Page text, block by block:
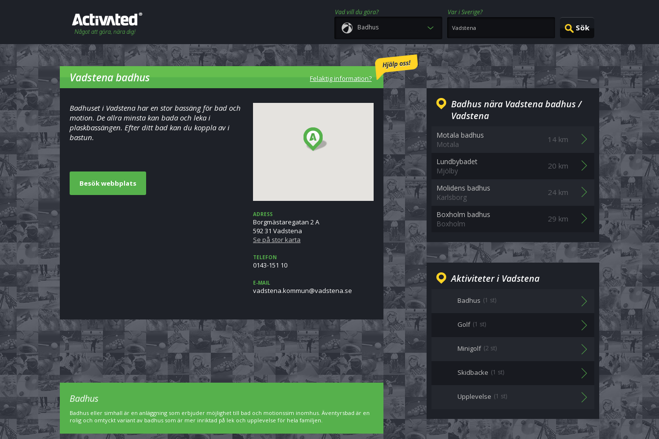
Vad vill du göra?
Var i Sverige?
Badhus
Vadstena badhus Felaktig information?
Badhuset i Vadstena har en stor bassäng för bad och
motion. De allra minsta kan bada och leka i
plaskbassängen. Efter ditt bad kan du koppla av i
bastun.
Besök webbplats
ADRESS
Borgmästaregatan 2 A
592 31 Vadstena
Se på stor karta
TELEFON
0143-151 10
E-MAIL
es.anetsdav@nummok.anetsdav
Badhus nära Vadstena badhus /
Vadstena
Motala badhus
Motala
14 km
Lundbybadet
Mjölby
20 km
Molidens badhus
Karlsborg
24 km
Boxholm badhus
Boxholm
29 km
Aktiviteter i Vadstena
Badhus (1 st)
Golf (1 st)
Minigolf (2 st)
Skidbacke (1 st)
Upplevelse (1 st)
Badhus
Badhus eller simhall är en anläggning som erbjuder möjlighet till bad och motionssim inomhus. Äventyrsbad är en
rolig och omtyckt variant av badhus som är mer inriktad på lek och upplevelse för hela familjen.